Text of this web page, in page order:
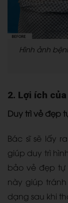
Hình ảnh
2. Lợi ích
Duy trì vẻ đẹp
Bác sĩ sẽ lấy
giúp duy trì
bảo vẻ đẹp tự
này giúp
dạng sau khi